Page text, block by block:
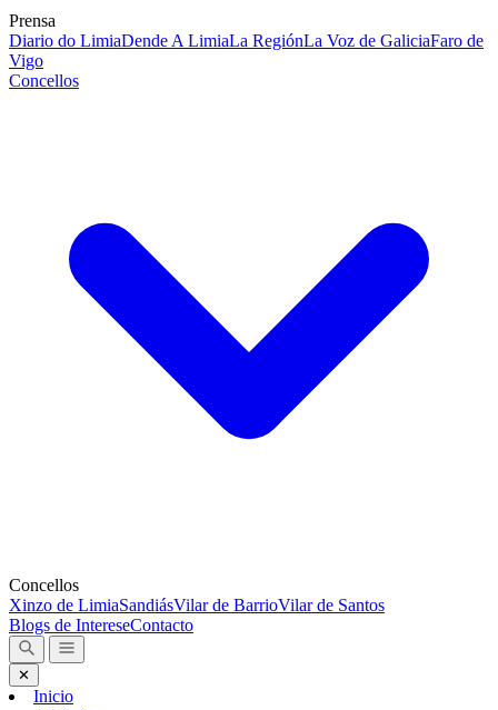
Prensa
Diario do LimiaDende A LimiaLa RegiónLa Voz de GaliciaFaro de
Vigo
Concellos
Concellos
Xinzo de LimiaSandiásVilar de BarrioVilar de Santos
Blogs de IntereseContacto
✕
Inicio